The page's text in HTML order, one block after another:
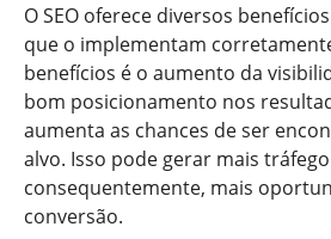
O SEO oferece diversos
que o implementam
benefícios é o aumento da
bom posicionamento nos
aumenta as chances de ser
alvo. Isso pode gerar mais
consequentemente, mais
conversão.